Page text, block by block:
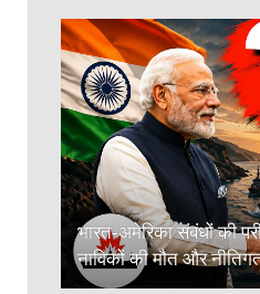
भारत-अमेरिका संबंधों की
नाविकों की मौत और